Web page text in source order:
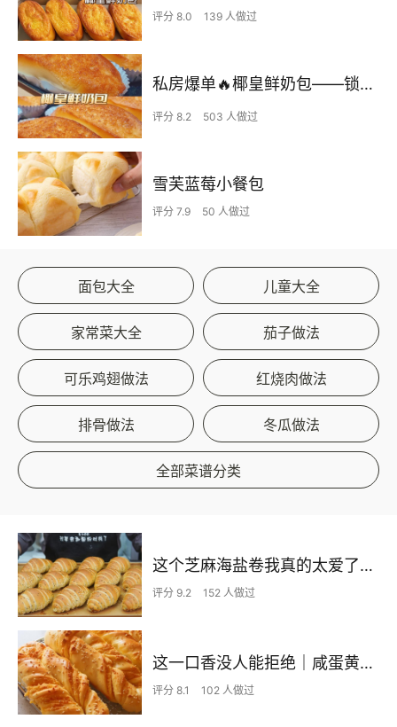
评分 8.0 139 人做过
私房爆单🔥椰皇鲜奶包——锁🔒死这个配方
评分 8.2 503 人做过
雪芙蓝莓小餐包
评分 7.9 50 人做过
面包大全 儿童大全
家常菜大全 茄子做法
可乐鸡翅做法 红烧肉做法
排骨做法 冬瓜做法
全部菜谱分类
这个芝麻海盐卷我真的太爱了，你们赶紧做起来！
评分 9.2 152 人做过
这一口香没人能拒绝｜咸蛋黄奶酥面包嘎嘎香
评分 8.1 102 人做过